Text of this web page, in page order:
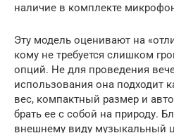
наличие в комплекте
Эту модель оценивают на
кому не требуется слишком
опций. Не для проведения
использования она подходит
вес, компактный размер и
брать ее с собой на природу.
внешнему виду музыкальный